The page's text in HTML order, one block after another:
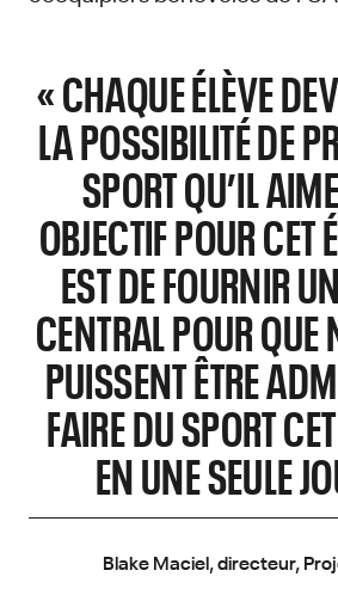
« CHAQUE ÉLÈVE
LA POSSIBILITÉ DE
SPORT QU’IL
OBJECTIF POUR CET
EST DE FOURNIR
CENTRAL POUR QUE
PUISSENT ÊTRE
FAIRE DU SPORT
EN UNE SEULE
Blake Maciel, directeur,